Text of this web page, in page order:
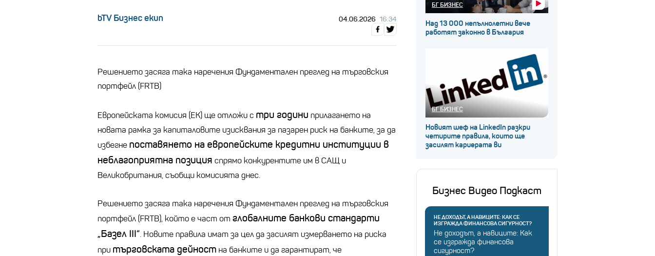
bTV Бизнес екип 04.06.2026 16:34
Решението засяга така наречения Фундаментален преглед на търговския
портфейл (FRTB)
Европейската комисия (ЕК) ще отложи с три години прилагането на
новата рамка за капиталовите изисквания за пазарен риск на банките, за да
избегне поставянето на европейските кредитни институции в
неблагоприятна позиция спрямо конкурентите им в САЩ и
Великобритания, съобщи комисията днес.
Решението засяга така наречения Фундаментален преглед на търговския
портфейл (FRTB), който е част от глобалните банкови стандарти
„Базел III“. Новите правила имат за цел да засилят измерването на риска
при търговската дейност на банките и да гарантират, че
БГ БИЗНЕС
Над 13 000 непълнолетни вече
работят законно в България
БГ БИЗНЕС
Новият шеф на LinkedIn разкри
четирите правила, които ще
засилят кариерата ви
Бизнес Видео Подкаст
НЕ ДОХОДЪТ, А НАВИЦИТЕ: КАК СЕ
ИЗГРАЖДА ФИНАНСОВА СИГУРНОСТ?
Не доходът, а навиците: Как
се изгражда финансова
сигурност?